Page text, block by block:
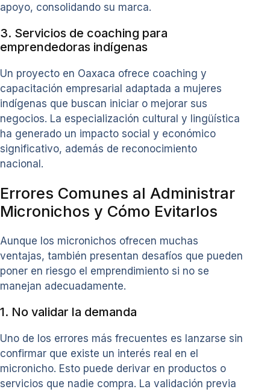
apoyo, consolidando su marca.
3. Servicios de coaching para
emprendedoras indígenas
Un proyecto en Oaxaca ofrece coaching y
capacitación empresarial adaptada a mujeres
indígenas que buscan iniciar o mejorar sus
negocios. La especialización cultural y lingüística
ha generado un impacto social y económico
significativo, además de reconocimiento
nacional.
Errores Comunes al Administrar
Micronichos y Cómo Evitarlos
Aunque los micronichos ofrecen muchas
ventajas, también presentan desafíos que pueden
poner en riesgo el emprendimiento si no se
manejan adecuadamente.
1. No validar la demanda
Uno de los errores más frecuentes es lanzarse sin
confirmar que existe un interés real en el
micronicho. Esto puede derivar en productos o
servicios que nadie compra. La validación previa